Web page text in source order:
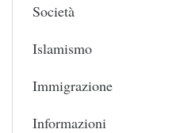
Società
Islamismo
Immigrazione
Informazioni